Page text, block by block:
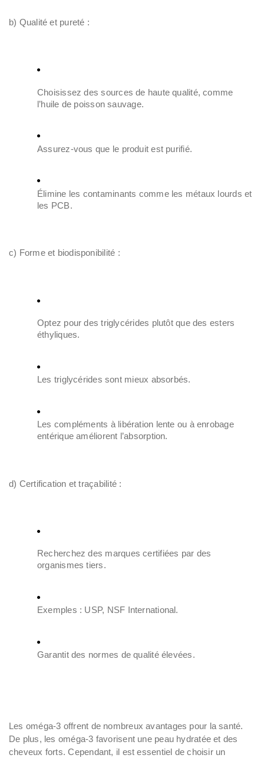
b) Qualité et pureté :
Choisissez des sources de haute qualité, comme
l’huile de poisson sauvage.
Assurez-vous que le produit est purifié.
Élimine les contaminants comme les métaux lourds et
les PCB.
c) Forme et biodisponibilité :
Optez pour des triglycérides plutôt que des esters
éthyliques.
Les triglycérides sont mieux absorbés.
Les compléments à libération lente ou à enrobage
entérique améliorent l’absorption.
d) Certification et traçabilité :
Recherchez des marques certifiées par des
organismes tiers.
Exemples : USP, NSF International.
Garantit des normes de qualité élevées.
Les oméga-3 offrent de nombreux avantages pour la santé.
De plus, les oméga-3 favorisent une peau hydratée et des
cheveux forts. Cependant, il est essentiel de choisir un